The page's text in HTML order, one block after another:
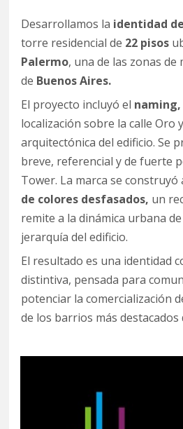
Desarrollamos la identidad
torre residencial de 22 pisos
Palermo, una de las zonas
de Buenos Aires.
El proyecto incluyó el naming,
localización sobre la calle Oro
arquitectónica del edificio. Se
breve, referencial y de fuerte
Tower. La marca se construyó
de colores desfasados, un
remite a la dinámica urbana
jerarquía del edificio.
El resultado es una identidad
distintiva, pensada para
potenciar la comercialización
de los barrios más destacados